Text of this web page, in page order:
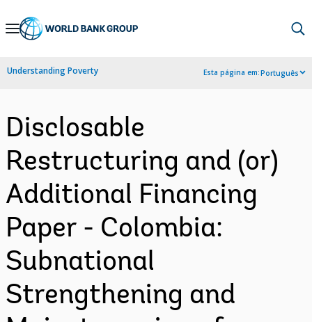
Skip
Navigation
Understanding Poverty Esta página em:Português
Disclosable
Restructuring and (or)
Additional Financing
Paper - Colombia:
Subnational
Strengthening and